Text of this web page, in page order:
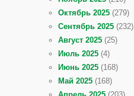
Октябрь 2025 (279)
Сентябрь 2025 (232)
Август 2025 (25)
Июль 2025 (4)
Июнь 2025 (168)
Май 2025 (168)